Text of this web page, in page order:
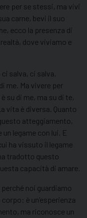
per se stessi, ma vivi
carne, bevi il suo
ecco la presenza di
dove viviamo e
salva, ci salva.
me. Ma vivere per
su di me, ma su di te,
vita è diversa. Quanto
atteggiamento,
legame con lui. E
ha vissuto il legame
tradotto questo
capacità di amare.
noi guardiamo
è un’esperienza
ma riconosce un